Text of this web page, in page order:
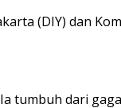
(DIY) dan
tumbuh dari